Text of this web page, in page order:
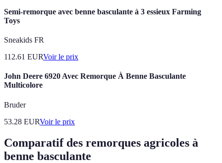
Semi-remorque avec benne basculante à 3 essieux Farming
Toys
Sneakids FR
112.61 EURVoir le prix
John Deere 6920 Avec Remorque À Benne Basculante
Multicolore
Bruder
53.28 EURVoir le prix
Comparatif des remorques agricoles à
benne basculante